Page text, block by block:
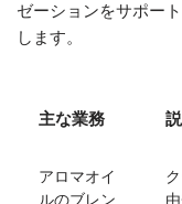
ゼーションをサポー
します。
主な業務
アロマオイ
ルのブレン